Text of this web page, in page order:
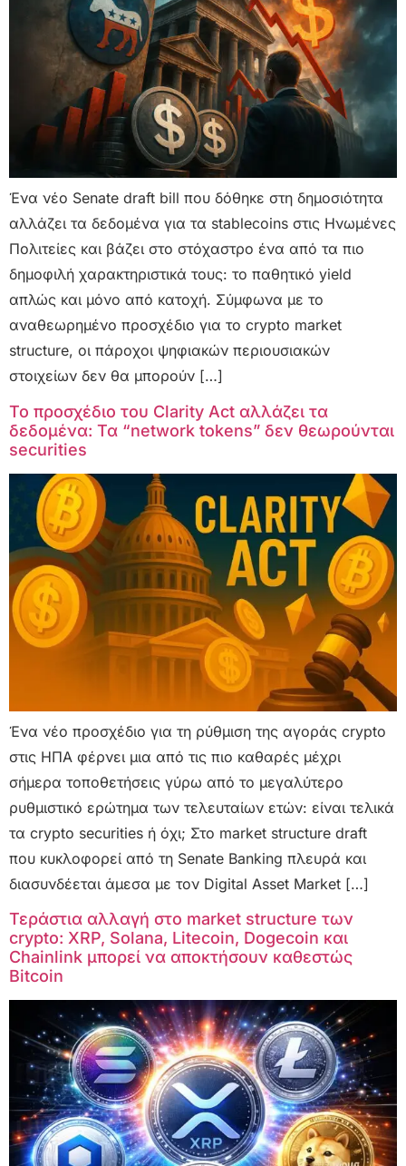
Ένα νέο Senate draft bill που δόθηκε στη δημοσιότητα
αλλάζει τα δεδομένα για τα stablecoins στις Ηνωμένες
Πολιτείες και βάζει στο στόχαστρο ένα από τα πιο
δημοφιλή χαρακτηριστικά τους: το παθητικό yield
απλώς και μόνο από κατοχή. Σύμφωνα με το
αναθεωρημένο προσχέδιο για το crypto market
structure, οι πάροχοι ψηφιακών περιουσιακών
στοιχείων δεν θα μπορούν […]
Το προσχέδιο του Clarity Act αλλάζει τα
δεδομένα: Τα “network tokens” δεν θεωρούνται
securities
Ένα νέο προσχέδιο για τη ρύθμιση της αγοράς crypto
στις ΗΠΑ φέρνει μια από τις πιο καθαρές μέχρι
σήμερα τοποθετήσεις γύρω από το μεγαλύτερο
ρυθμιστικό ερώτημα των τελευταίων ετών: είναι τελικά
τα crypto securities ή όχι; Στο market structure draft
που κυκλοφορεί από τη Senate Banking πλευρά και
διασυνδέεται άμεσα με τον Digital Asset Market […]
Τεράστια αλλαγή στο market structure των
crypto: XRP, Solana, Litecoin, Dogecoin και
Chainlink μπορεί να αποκτήσουν καθεστώς
Bitcoin